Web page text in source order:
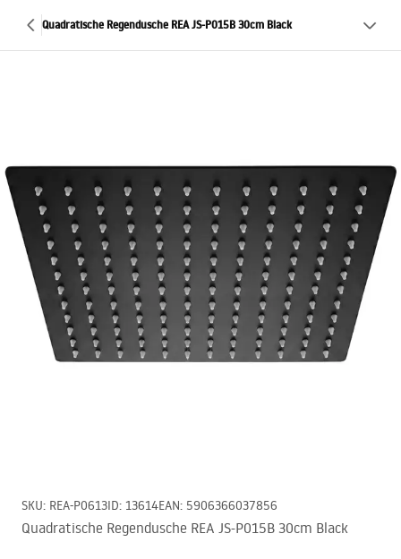
Quadratische Regendusche REA JS-P015B 30cm Black
SKU: REA-P0613ID: 13614EAN: 5906366037856
Quadratische Regendusche REA JS-P015B 30cm Black